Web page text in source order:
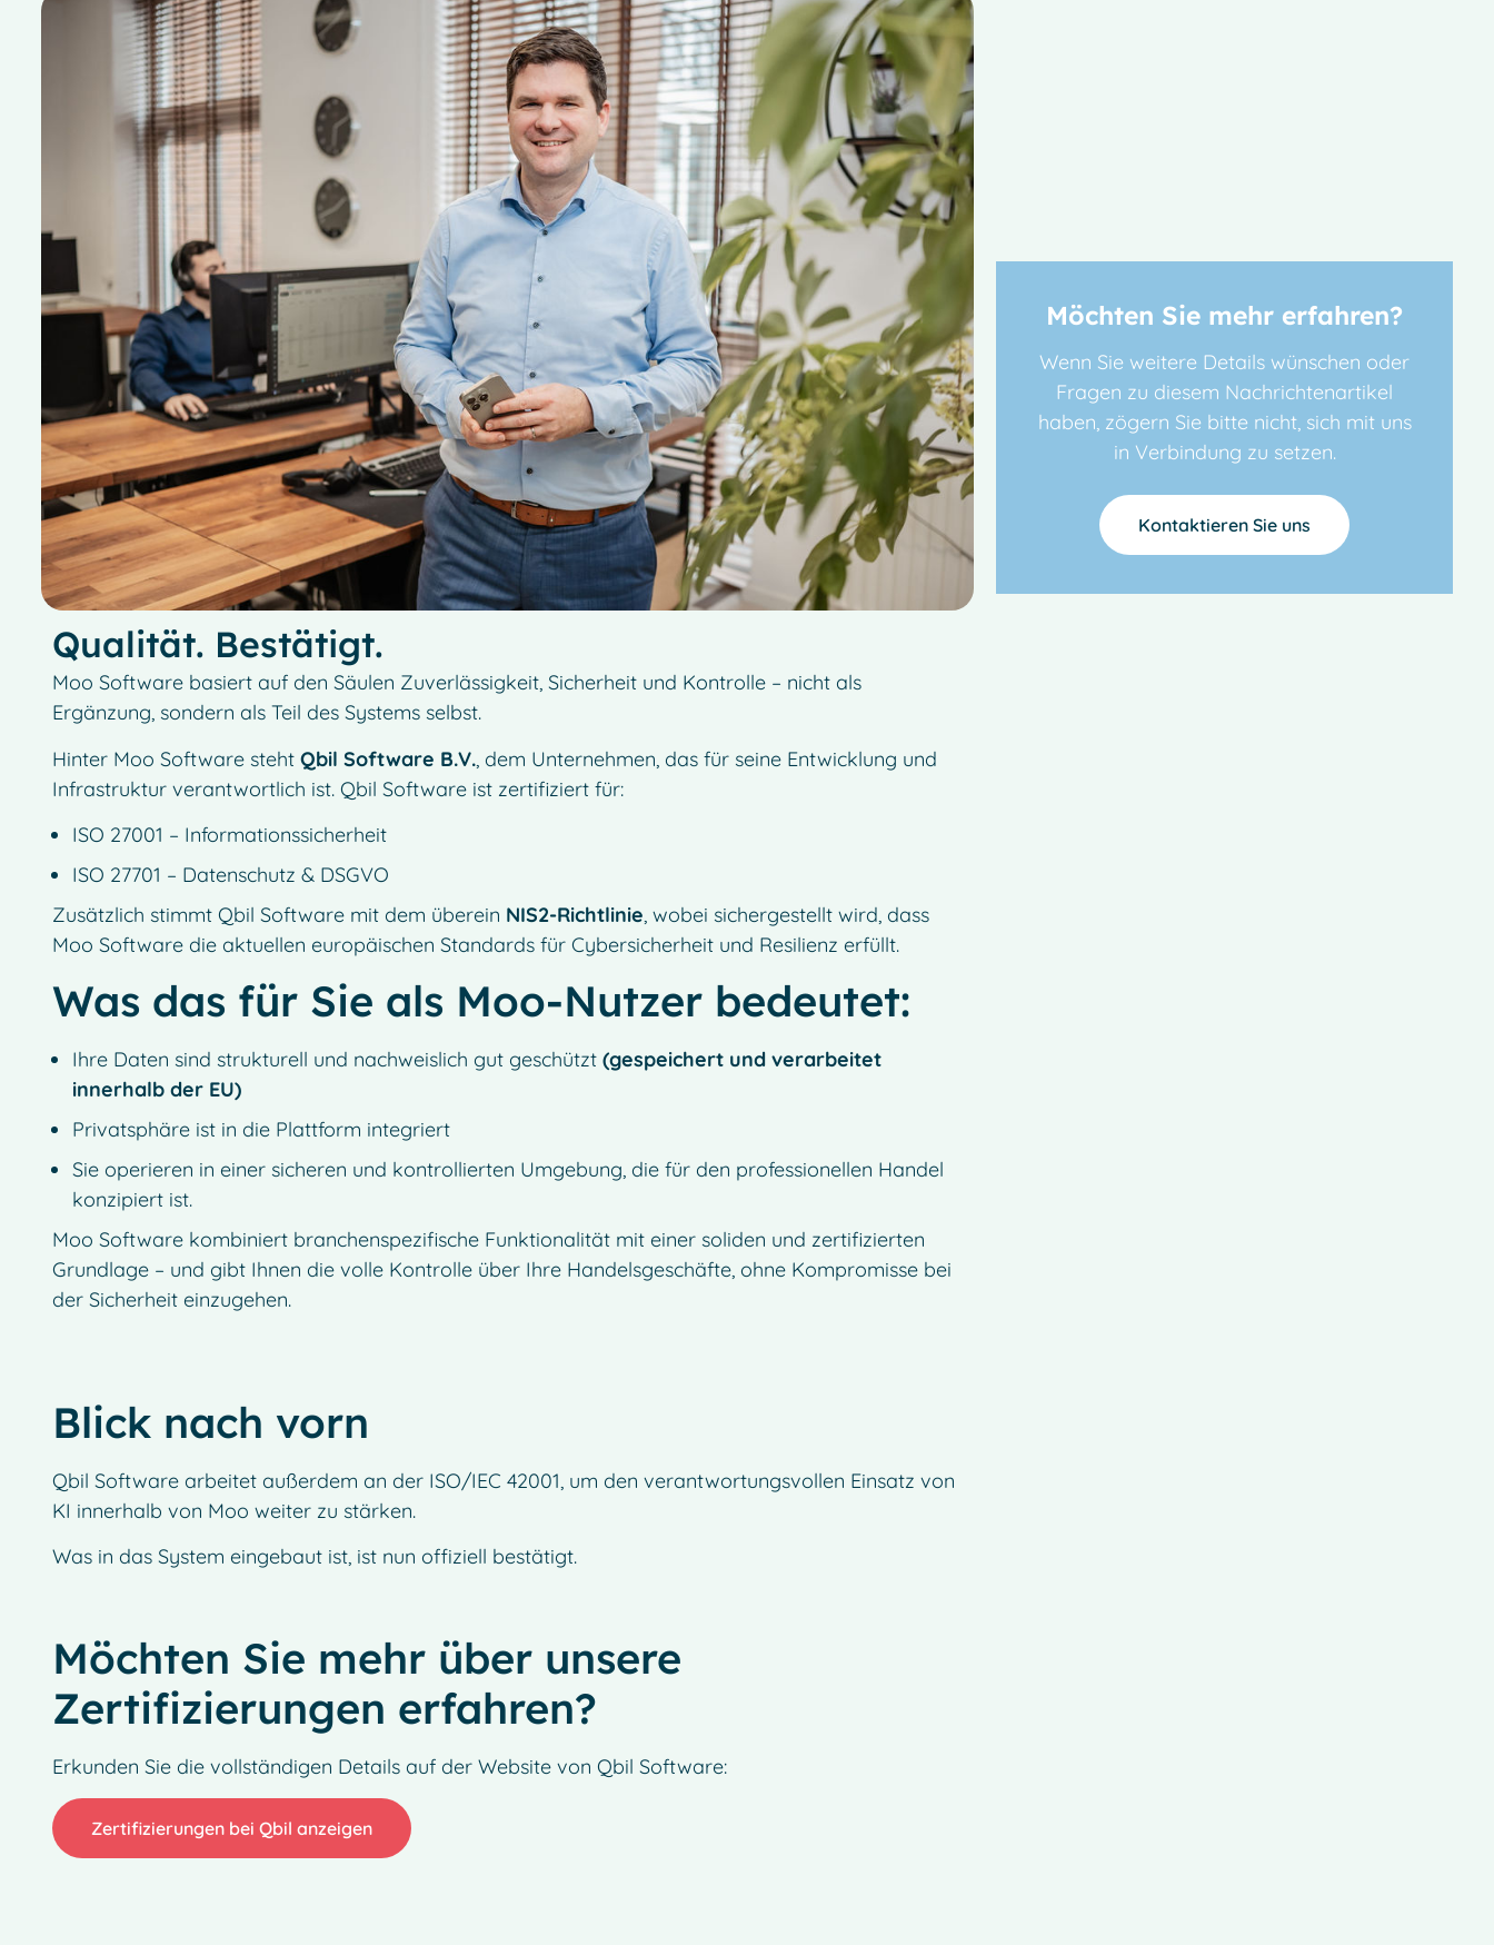
Qualität. Bestätigt.
Moo Software basiert auf den Säulen Zuverlässigkeit, Sicherheit und Kontrolle – nicht als
Ergänzung, sondern als Teil des Systems selbst.
Hinter Moo Software steht Qbil Software B.V., dem Unternehmen, das für seine Entwicklung und
Infrastruktur verantwortlich ist. Qbil Software ist zertifiziert für:
ISO 27001 – Informationssicherheit
ISO 27701 – Datenschutz & DSGVO
Zusätzlich stimmt Qbil Software mit dem überein NIS2-Richtlinie, wobei sichergestellt wird, dass
Moo Software die aktuellen europäischen Standards für Cybersicherheit und Resilienz erfüllt.
Was das für Sie als Moo-Nutzer bedeutet:
Ihre Daten sind strukturell und nachweislich gut geschützt (gespeichert und verarbeitet
innerhalb der EU)
Privatsphäre ist in die Plattform integriert
Sie operieren in einer sicheren und kontrollierten Umgebung, die für den professionellen Handel
konzipiert ist.
Moo Software kombiniert branchenspezifische Funktionalität mit einer soliden und zertifizierten
Grundlage – und gibt Ihnen die volle Kontrolle über Ihre Handelsgeschäfte, ohne Kompromisse bei
der Sicherheit einzugehen.
Blick nach vorn
Qbil Software arbeitet außerdem an der ISO/IEC 42001, um den verantwortungsvollen Einsatz von
KI innerhalb von Moo weiter zu stärken.
Was in das System eingebaut ist, ist nun offiziell bestätigt.
Möchten Sie mehr über unsere
Zertifizierungen erfahren?
Erkunden Sie die vollständigen Details auf der Website von Qbil Software:
Zertifizierungen bei Qbil anzeigen
Möchten Sie mehr erfahren?
Wenn Sie weitere Details wünschen oder
Fragen zu diesem Nachrichtenartikel
haben, zögern Sie bitte nicht, sich mit uns
in Verbindung zu setzen.
Kontaktieren Sie uns